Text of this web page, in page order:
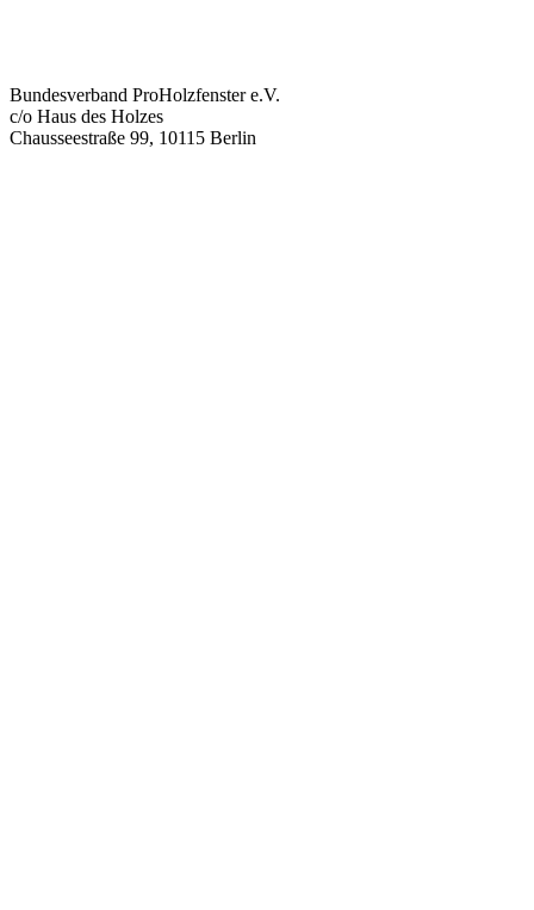
Bundesverband ProHolzfenster e.V.
c/o Haus des Holzes
Chausseestraße 99, 10115 Berlin